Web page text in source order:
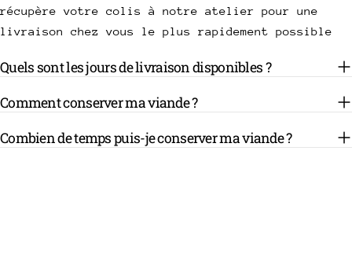
récupère votre colis à notre atelier pour une
livraison chez vous le plus rapidement possible
Quels sont les jours de livraison disponibles ?
Comment conserver ma viande ?
Combien de temps puis-je conserver ma viande ?